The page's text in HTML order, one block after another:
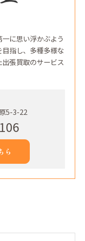
に思い浮かぶよう
指し、多種多様な
張買取のサービス
5-3-22
ら